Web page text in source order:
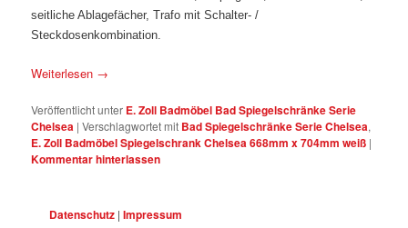
seitliche Ablagefächer, Trafo mit Schalter- /
Steckdosenkombination.
Weiterlesen →
Veröffentlicht unter E. Zoll Badmöbel Bad Spiegelschränke Serie
Chelsea |Verschlagwortet mit Bad Spiegelschränke Serie Chelsea,
E. Zoll Badmöbel Spiegelschrank Chelsea 668mm x 704mm weiß |
Kommentar hinterlassen
Datenschutz |Impressum